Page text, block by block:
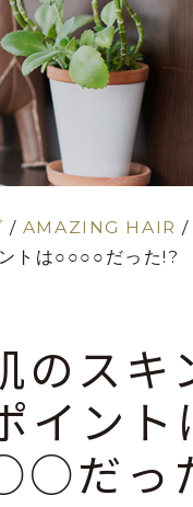
/ AMAZING HAIR
トは○○○○だった!?
のスキ
イント
だっ